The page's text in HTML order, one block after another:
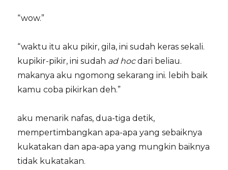
“wow.”
“waktu itu aku pikir, gila, ini sudah keras sekali.
kupikir-pikir, ini sudah ad hocdari beliau.
makanya aku ngomong sekarang ini. lebih baik
kamu coba pikirkan deh.”
aku menarik nafas, dua-tiga detik,
mempertimbangkan apa-apa yang sebaiknya
kukatakan dan apa-apa yang mungkin baiknya
tidak kukatakan.